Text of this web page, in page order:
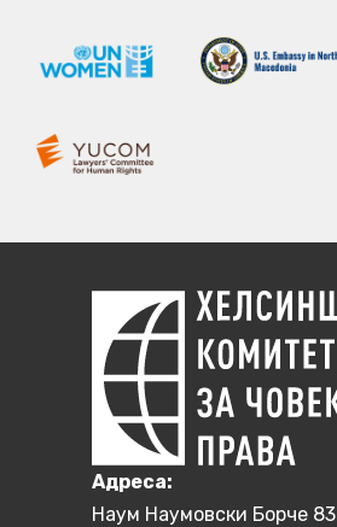
Aдреса:
Наум Наумовски Борче 83